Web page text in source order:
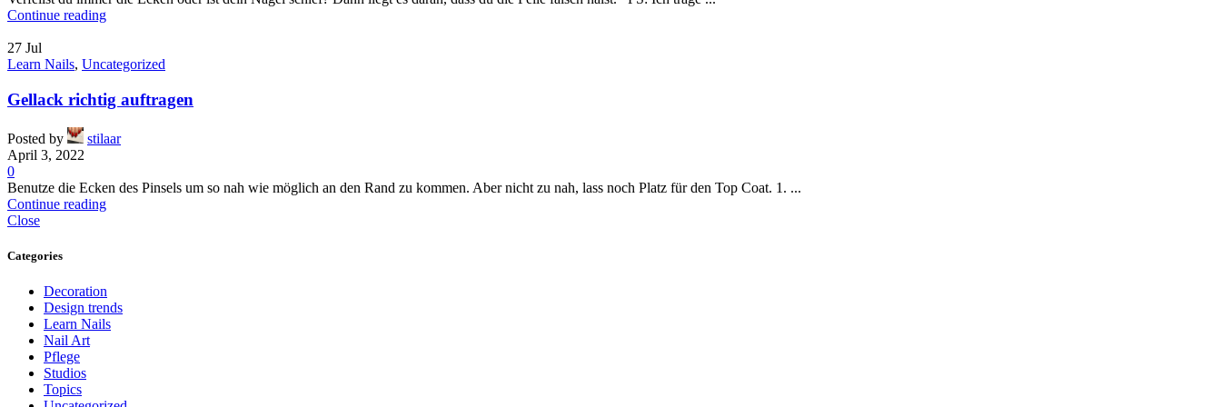
Continue reading
27 Jul
Learn Nails, Uncategorized
Gellack richtig auftragen
Posted by
stilaar
April 3, 2022
0
Benutze die Ecken des Pinsels um so nah wie möglich an den Rand zu kommen. Aber nicht zu nah, lass noch Platz für den Top Coat. 1. ...
Continue reading
Close
Categories
Decoration
Design trends
Learn Nails
Nail Art
Pflege
Studios
Topics